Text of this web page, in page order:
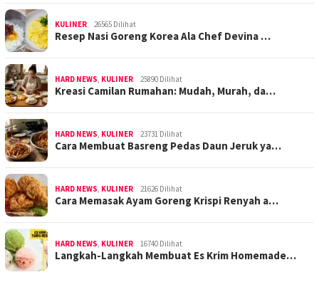
KULINER 26565 Dilihat
Resep Nasi Goreng Korea Ala Chef Devina …
HARD NEWS KULINER 25890 Dilihat
Kreasi Camilan Rumahan: Mudah, Murah, da…
HARD NEWS KULINER 23731 Dilihat
Cara Membuat Basreng Pedas Daun Jeruk ya…
HARD NEWS KULINER 21626 Dilihat
Cara Memasak Ayam Goreng Krispi Renyah a…
HARD NEWS KULINER 16740 Dilihat
Langkah-Langkah Membuat Es Krim Homemade…